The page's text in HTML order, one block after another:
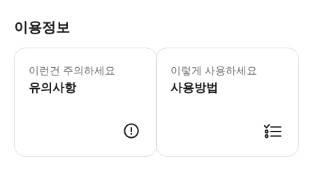
이용정보
이런건 주의하세요
유의사항
[서비스는 포함!] 1. 이동 서비스가
이렇게 사용하세요
사용방법